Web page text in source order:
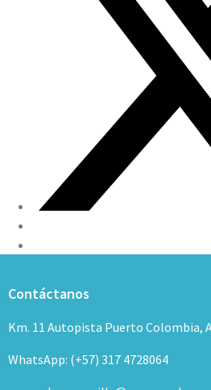
Contáctanos
Km. 11 Autopista Puerto Colombia,
WhatsApp: (+57) 317 4728064